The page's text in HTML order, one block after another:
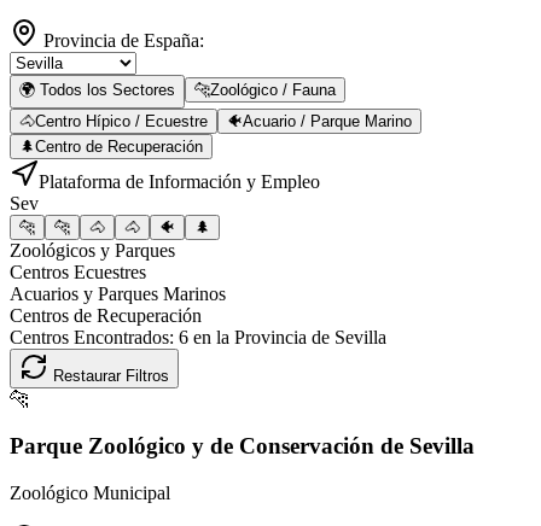
Provincia de España:
🌍 Todos los Sectores 🐆Zoológico / Fauna
🐴Centro Hípico / Ecuestre 🐠Acuario / Parque Marino
🌲Centro de Recuperación
Plataforma de Información y Empleo
Sev
🐆 🐆 🐴 🐴 🐠 🌲
Zoológicos y Parques
Centros Ecuestres
Acuarios y Parques Marinos
Centros de Recuperación
Centros Encontrados: 6 en la Provincia de Sevilla
Restaurar Filtros
🐆
Parque Zoológico y de Conservación de Sevilla
Zoológico Municipal